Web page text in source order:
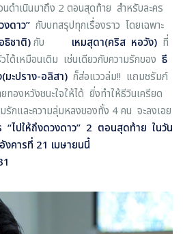
ดำเนินมาถึง 2 ตอนสุดท้าย สำหรับละคร
งดาว” กับบทสรุปทุกเรื่องราว โดยเฉพาะ
ธิชาติ)กับ เหมสุดา(คริส หอวัง) ที่
ได้เหมือนเดิม เช่นเดียวกับความรักของ ธี
มะปราง-อลิสา) ก็ส่อแววล่ม!! แถมชรัมภ์
องหวังชนะใจให้ได้ ยิ่งทำให้ธีวินเครียด
รักและความลุ่มหลงของทั้ง 4 คน จะลงเอย
“ไปให้ถึงดวงดาว” 2 ตอนสุดท้าย ในวัน
คารที่ 21 เมษายนนี้